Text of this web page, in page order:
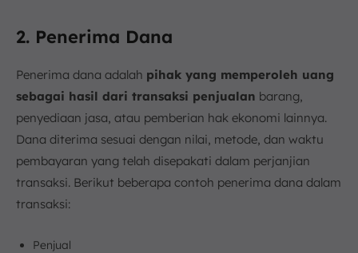
2. Penerima Dana
Penerima dana adalah pihak yang memperoleh uang
sebagai hasil dari transaksi penjualan barang,
penyediaan jasa, atau pemberian hak ekonomi lainnya.
Dana diterima sesuai dengan nilai, metode, dan waktu
pembayaran yang telah disepakati dalam perjanjian
transaksi. Berikut beberapa contoh penerima dana dalam
transaksi:
Penjual